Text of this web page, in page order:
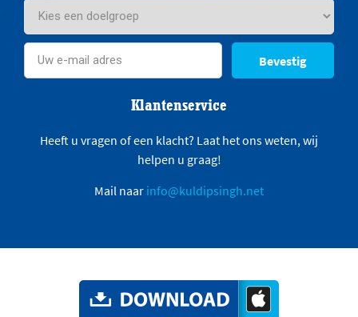
Bevestig
Klantenservice
Heeft u vragen of een klacht? Laat het ons weten, wij
helpen u graag!
Mail naar info@kuldipsingh.net